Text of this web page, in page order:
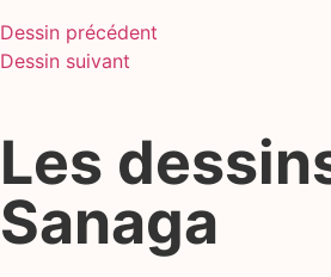
Dessin précédent
Dessin suivant
Les
Sanaga